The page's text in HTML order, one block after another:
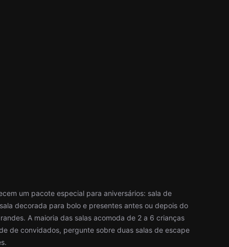
um pacote especial para aniversários: sala de
decorada para bolo e presentes antes ou depois do
A maioria das salas acomoda de 2 a 6 crianças
de convidados, pergunte sobre duas salas de escape